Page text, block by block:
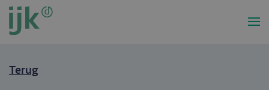
Overslaan
naar
inhoud
Terug